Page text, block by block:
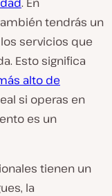
tendrás un
servicios que
Esto significa
alto de
si operas en
es un
tienen un
la